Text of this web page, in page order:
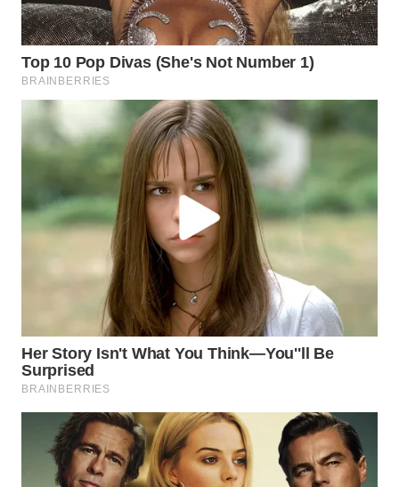
DANAU
TOBA
WN
NIAS
WN
WN
TAPANULI
LESUNG
WN
WN
SIMALUNGUN